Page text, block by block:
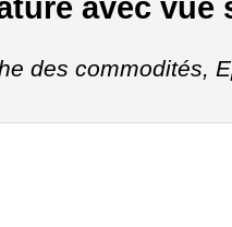
avec vue
des commodités,